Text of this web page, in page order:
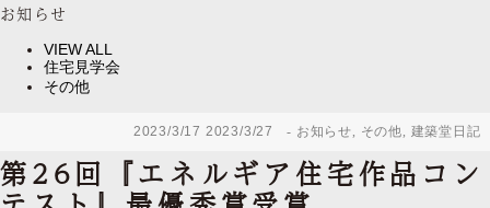
お知らせ
VIEW ALL
住宅見学会
その他
2023/3/17 2023/3/27 お知らせ, その他, 建築堂日記
第26回『エネルギア住宅作品コン